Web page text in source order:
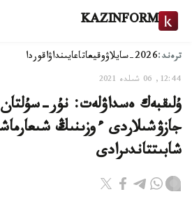
KAZINFORM
ترەند:2026-سايلاۋ وقيعاتاعايىنداۋاقوردا
12:44, 06 شىلدە 2021
ۇلىقبەك ەسداۋلەت: نۇر-
جازۋشىلاردى ءوزىنىڭ
شابىتتاندىرادى